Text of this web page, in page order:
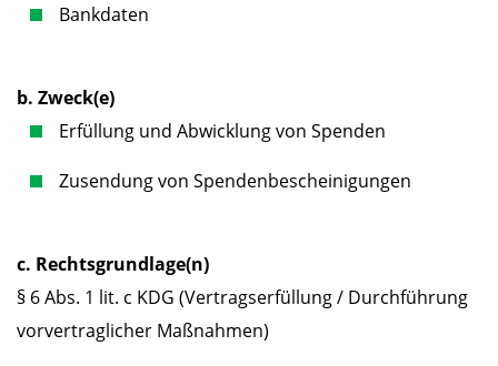
Bankdaten
b. Zweck(e)
Erfüllung und Abwicklung von Spenden
Zusendung von Spendenbescheinigungen
c. Rechtsgrundlage(n)
§ 6 Abs. 1 lit. c KDG (Vertragserfüllung / Durchführung
vorvertraglicher Maßnahmen)